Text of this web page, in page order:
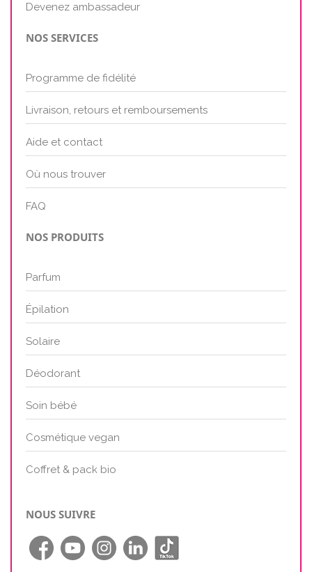
Devenez ambassadeur
NOS SERVICES
Programme de fidélité
Livraison, retours et remboursements
Aide et contact
Où nous trouver
FAQ
NOS PRODUITS
Parfum
Épilation
Solaire
Déodorant
Soin bébé
Cosmétique vegan
Coffret & pack bio
NOUS SUIVRE